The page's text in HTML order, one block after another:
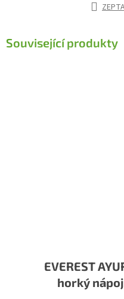
Související produkty
EVEREST
horký